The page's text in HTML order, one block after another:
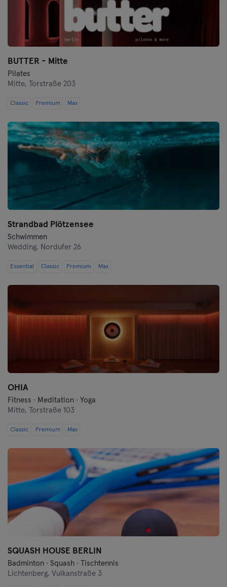
BUTTER - Mitte
Pilates
Mitte,
Torstraße 203
Classic Premium Max
Strandbad Plötzensee
Schwimmen
Wedding, Nordufer 26
Essential Classic Premium Max
OHIA
Fitness · Meditation · Yoga
Mitte,
Torstraße 103
Classic Premium Max
SQUASH HOUSE BERLIN
Badminton · Squash · Tischtennis
Lichtenberg, Vulkanstraße 3